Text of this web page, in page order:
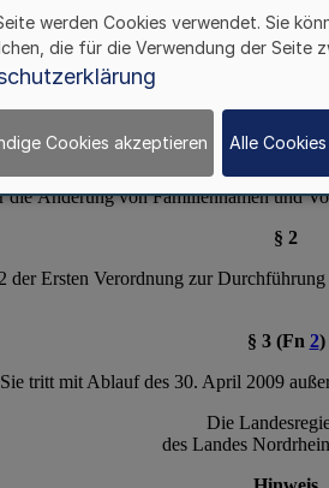
werden Cookies verwendet. Sie
die für die Verwendung der Seite
Cookies akzeptieren Alle